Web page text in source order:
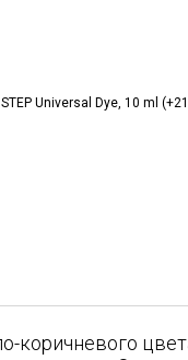
Universal Dye, 10 ml
коричневого